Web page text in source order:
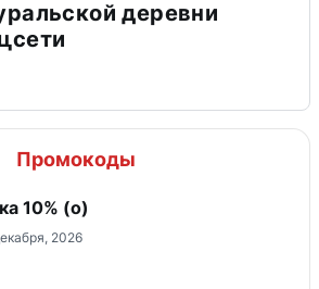
деревни
Промокоды
10% (о)
2026